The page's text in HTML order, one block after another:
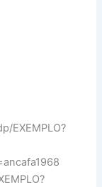
EXEMPLO?